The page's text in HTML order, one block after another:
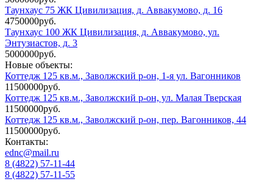
Таунхаус 75 ЖК Цивилизация, д. Аввакумово, д. 16
4750000руб.
Таунхаус 100 ЖК Цивилизация, д. Аввакумово, ул.
Энтузиастов, д. 3
5000000руб.
Новые объекты:
Коттедж 125 кв.м., Заволжский р-он, 1-я ул. Вагонников
11500000руб.
Коттедж 125 кв.м., Заволжский р-он, ул. Малая Тверская
11500000руб.
Коттедж 125 кв.м., Заволжский р-он, пер. Вагонников, 44
11500000руб.
Контакты:
ednc@mail.ru
8 (4822) 57-11-44
8 (4822) 57-11-55